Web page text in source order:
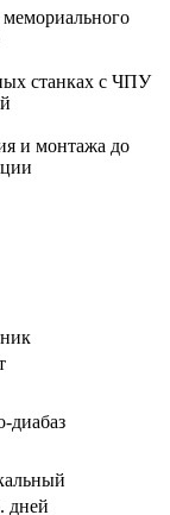
мемориального
станках с ЧПУ
и монтажа до
диабаз
дней